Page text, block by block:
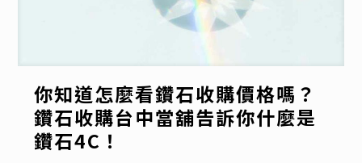
你知道怎麼看鑽石收購價格嗎？
鑽石收購台中當舖告訴你什麼是
鑽石4C！